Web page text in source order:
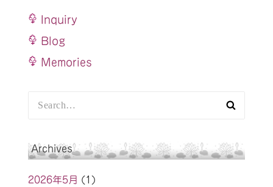
Inquiry
Blog
Memories
r
c
h:
Archives
2026年5月 (1)